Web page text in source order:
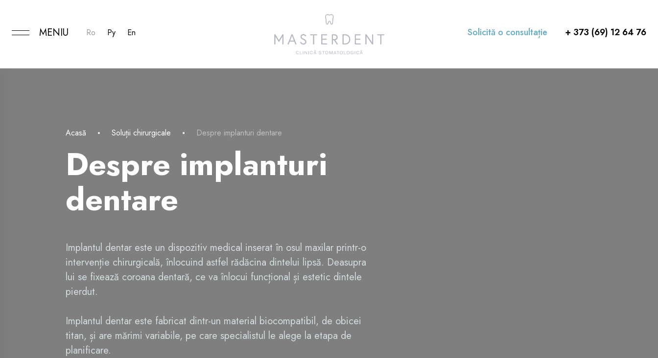
MENIU Ro Ру En Solicită o consultație + 373 (69) 12 64 76
Acasă Soluții chirurgicale Despre implanturi dentare
Despre implanturi
dentare
Implantul dentar este un dispozitiv medical inserat în osul maxilar printr-o
intervenție chirurgicală, înlocuind astfel rădăcina dintelui lipsă. Deasupra
lui se fixează coroana dentară, ce va înlocui funcțional și estetic dintele
pierdut.
Implantul dentar este fabricat dintr-un material biocompatibil, de obicei
titan, și are mărimi variabile, pe care specialistul le alege la etapa de
planificare.